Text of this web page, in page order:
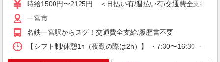
時給1500円〜2125円 ＜日払い有/週払い有/交通費全支給(ガ
一宮市
名鉄一宮駅からスグ！交通費全支給/履歴書不要
【シフト制/休憩1h（夜勤の際は2h）】 ・7:30〜16:30 ・